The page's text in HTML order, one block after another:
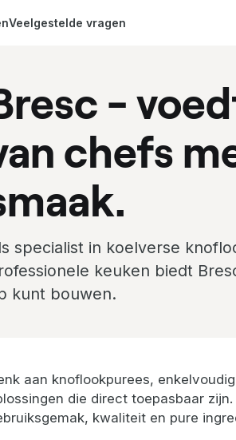
Veelgestelde vragen
-
chefs
specialist in koelverse
keuken biedt
kunt bouwen.
aan knoflookpurees,
die direct toepasbaar
kwaliteit en pure